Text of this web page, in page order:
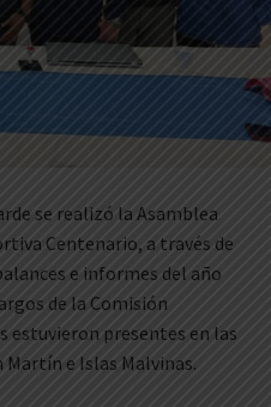
se realizó la Asamblea
Centenario, a través de
e informes del año
de la Comisión
estuvieron presentes en las
Martín e Islas Malvinas.